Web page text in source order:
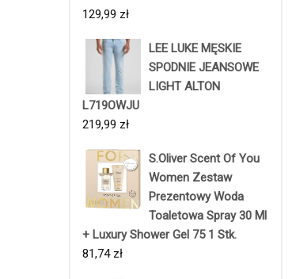
129,99 zł
LEE LUKE MĘSKIE
SPODNIE JEANSOWE
LIGHT ALTON
L719OWJU
219,99 zł
S.Oliver Scent Of You
Women Zestaw
Prezentowy Woda
Toaletowa Spray 30 Ml
+ Luxury Shower Gel 75 1 Stk.
81,74 zł